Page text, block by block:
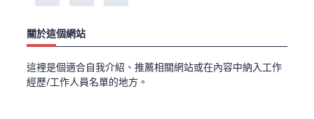
關於這個網站
這裡是個適合自我介紹、推薦相關網站或在內容中納入工作
經歷/工作人員名單的地方。